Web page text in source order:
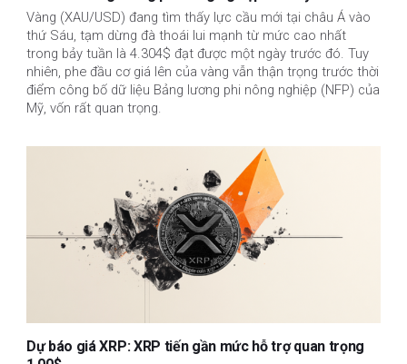
Vàng (XAU/USD) đang tìm thấy lực cầu mới tại châu Á vào
thứ Sáu, tạm dừng đà thoái lui mạnh từ mức cao nhất
trong bảy tuần là 4.304$ đạt được một ngày trước đó. Tuy
nhiên, phe đầu cơ giá lên của vàng vẫn thận trọng trước thời
điểm công bố dữ liệu Bảng lương phi nông nghiệp (NFP) của
Mỹ, vốn rất quan trọng.
Dự báo giá XRP: XRP tiến gần mức hỗ trợ quan trọng